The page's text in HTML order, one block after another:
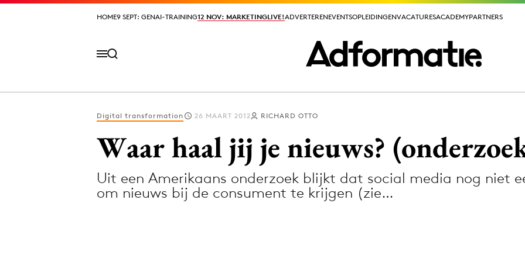
HOME9 SEPT: GENAI-TRAINING12 NOV: MARKETINGLIVE!ADVERTERENEVENTSOPLEIDINGENVACATURESACADEMYPARTNERS
HOME9 SEPT: GENAI-TRAINING12 NOV: MARKETINGLIVE!ADVERTERENEVENTSOPLEIDINGENVACATURESACADEMYPARTNERS
Digital transformation 26 MAART 2012 RICHARD OTTO
Waar haal jij je nieuws?
Uit een Amerikaans onderzoek blijkt dat social media nog niet
om nieuws bij de consument te krijgen (zie…